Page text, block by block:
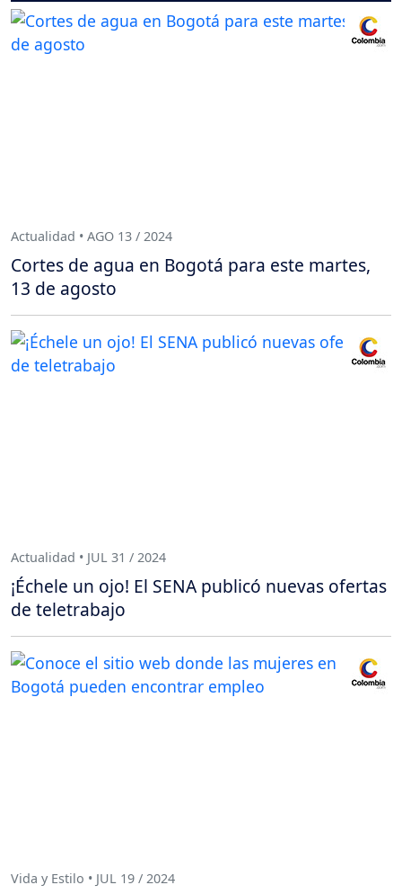
Actualidad • AGO 13 / 2024
Cortes de agua en Bogotá para este martes,
13 de agosto
Actualidad • JUL 31 / 2024
¡Échele un ojo! El SENA publicó nuevas ofertas
de teletrabajo
Vida y Estilo • JUL 19 / 2024